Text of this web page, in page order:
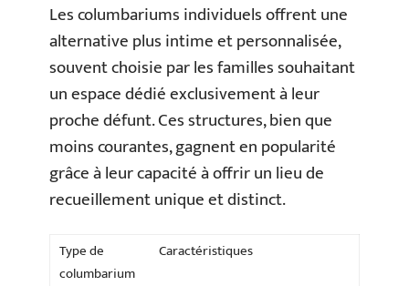
Les columbariums individuels offrent une
alternative plus intime et personnalisée,
souvent choisie par les familles souhaitant
un espace dédié exclusivement à leur
proche défunt. Ces structures, bien que
moins courantes, gagnent en popularité
grâce à leur capacité à offrir un lieu de
recueillement unique et distinct.
Type de
columbarium
Caractéristiques